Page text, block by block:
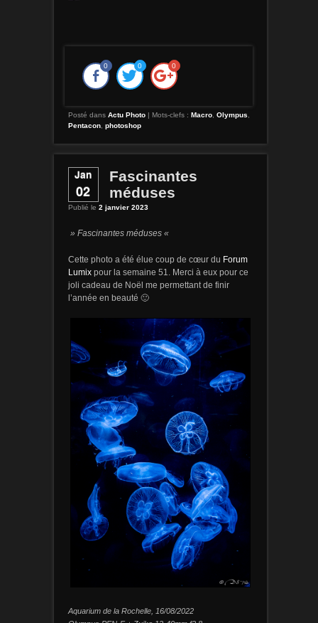
0 0 0
Posté dans Actu Photo | Mots-clefs : Macro, Olympus
Pentacon, photoshop
Jan
02
Fascinantes
méduses
Publié le 2 janvier 2023
» Fascinantes méduses «
Cette photo a été élue coup de cœur du Forum
Lumixpour la semaine 51. Merci à eux pour ce
joli cadeau de Noël me permettant de finir
l’année en beauté 🙂
Aquarium de la Rochelle, 16/08/2022